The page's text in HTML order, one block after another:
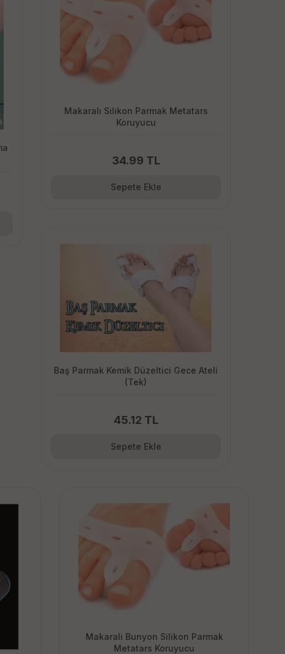
Makaralı Silikon Parmak Metatars
Koruyucu
34.99 TL
Sepete Ekle
Baş Parmak Kemik Düzeltici Gece Ateli
(Tek)
45.12 TL
Sepete Ekle
Makaralı Bunyon Silikon Parmak
Metatars Koruyucu